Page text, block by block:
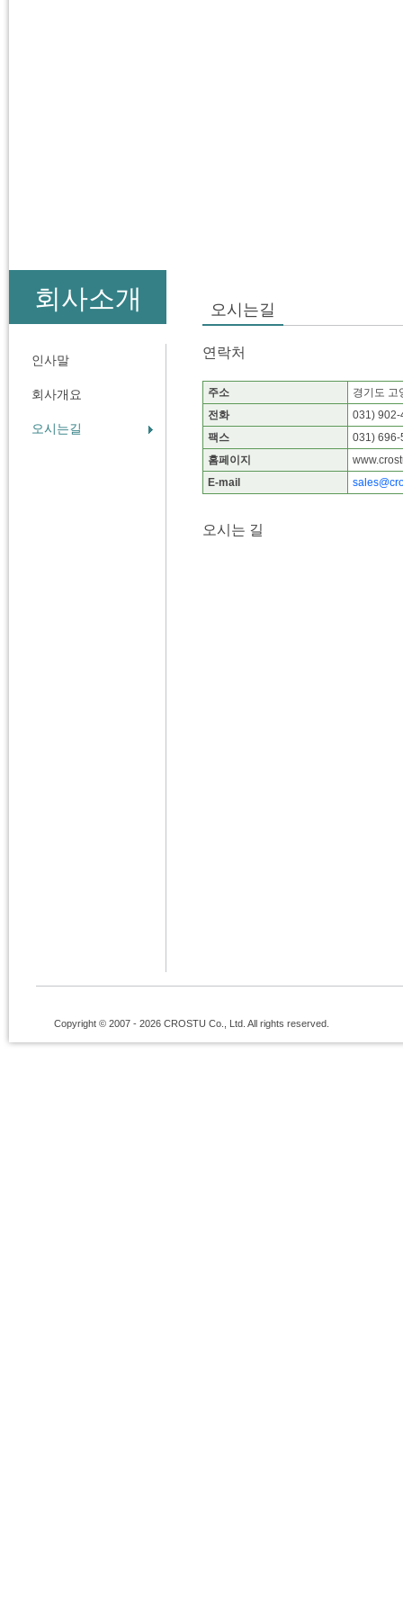
회사소개 오시는길
인사말
회사개요
오시는길
연락처
주소
경기도 고
전화
031) 902-
팩스
031) 696-
홈페이지
E-mail
오시는 길
Copyright © 2007 - 2026 CROSTU Co., Ltd. All rights reserved.